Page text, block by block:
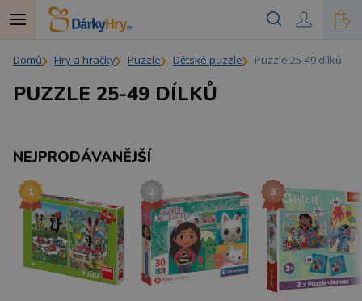
Domů Hry a hračky Puzzle Dětské puzzle Puzzle 25-49 dílků
PUZZLE 25-49 DÍLKŮ
NEJPRODÁVANĚJŠÍ